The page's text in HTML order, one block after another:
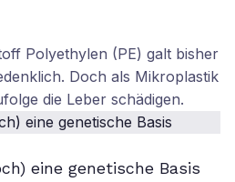
Polyethylen (PE) galt bisher
Doch als Mikroplastik
die Leber schädigen.
eine genetische Basis